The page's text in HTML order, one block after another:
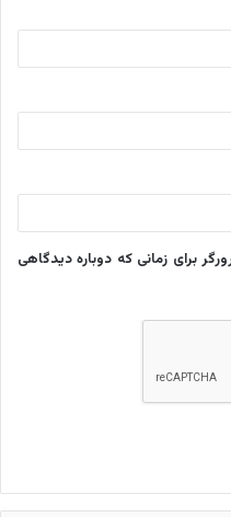
برای زمانی که دوباره دیدگاهی